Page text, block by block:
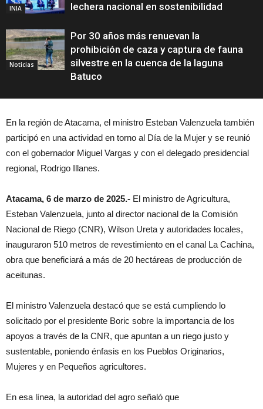
INIA
lechera nacional en sostenibilidad
Noticias
Por 30 años más renuevan la
prohibición de caza y captura de fauna
silvestre en la cuenca de la laguna
Batuco
En la región de Atacama, el ministro Esteban Valenzuela también
participó en una actividad en torno al Día de la Mujer y se reunió
con el gobernador Miguel Vargas y con el delegado presidencial
regional, Rodrigo Illanes.
Atacama, 6 de marzo de 2025.- El ministro de Agricultura,
Esteban Valenzuela, junto al director nacional de la Comisión
Nacional de Riego (CNR), Wilson Ureta y autoridades locales,
inauguraron 510 metros de revestimiento en el canal La Cachina,
obra que beneficiará a más de 20 hectáreas de producción de
aceitunas.
El ministro Valenzuela destacó que se está cumpliendo lo
solicitado por el presidente Boric sobre la importancia de los
apoyos a través de la CNR, que apuntan a un riego justo y
sustentable, poniendo énfasis en los Pueblos Originarios,
Mujeres y en Pequeños agricultores.
En esa línea, la autoridad del agro señaló que